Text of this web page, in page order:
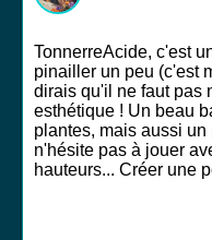
TonnerreAcide, c'est
pinailler un peu (c'est
dirais qu'il ne faut pas
esthétique ! Un beau
plantes, mais aussi
n'hésite pas à jouer
hauteurs... Créer une